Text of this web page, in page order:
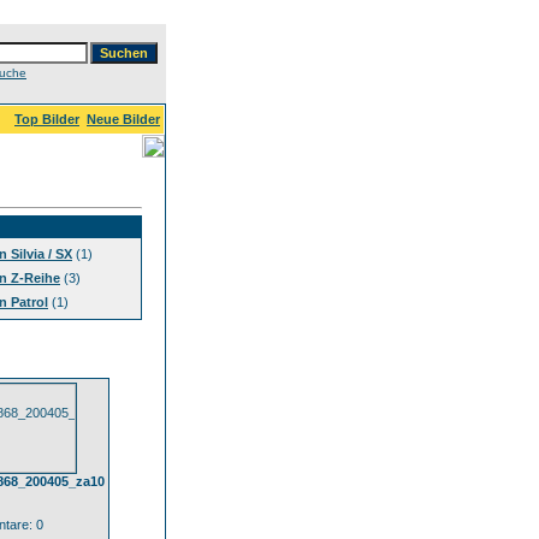
Top Bilder Neue Bilder
Silvia / SX (1)
Z-Reihe (3)
Patrol (1)
0